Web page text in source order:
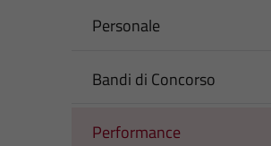
Personale
Bandi di Concorso
Performance